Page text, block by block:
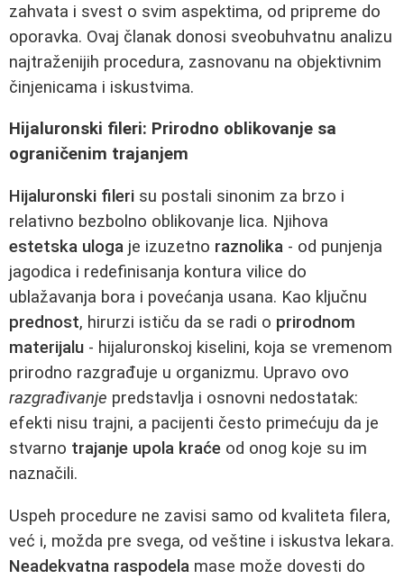
zahvata i svest o svim aspektima, od pripreme do
oporavka. Ovaj članak donosi sveobuhvatnu analizu
najtraženijih procedura, zasnovanu na objektivnim
činjenicama i iskustvima.
Hijaluronski fileri: Prirodno oblikovanje sa
ograničenim trajanjem
Hijaluronski fileri su postali sinonim za brzo i
relativno bezbolno oblikovanje lica. Njihova
estetska uloga je izuzetno raznolika - od punjenja
jagodica i redefinisanja kontura vilice do
ublažavanja bora i povećanja usana. Kao ključnu
prednost, hirurzi ističu da se radi o prirodnom
materijalu - hijaluronskoj kiselini, koja se vremenom
prirodno razgrađuje u organizmu. Upravo ovo
razgrađivanje predstavlja i osnovni nedostatak:
efekti nisu trajni, a pacijenti često primećuju da je
stvarno trajanje upola kraće od onog koje su im
naznačili.
Uspeh procedure ne zavisi samo od kvaliteta filera,
već i, možda pre svega, od veštine i iskustva lekara.
Neadekvatna raspodela mase može dovesti do